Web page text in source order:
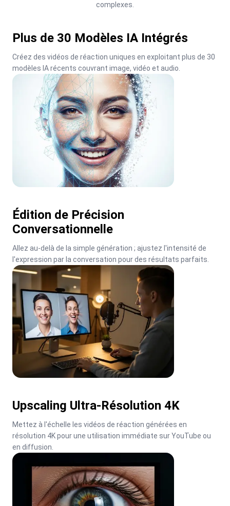
complexes.
Plus de 30 Modèles IA Intégrés
Créez des vidéos de réaction uniques en exploitant plus de 30
modèles IA récents couvrant image, vidéo et audio.
Édition de Précision
Conversationnelle
Allez au-delà de la simple génération ; ajustez l'intensité de
l'expression par la conversation pour des résultats parfaits.
Upscaling Ultra-Résolution 4K
Mettez à l'échelle les vidéos de réaction générées en
résolution 4K pour une utilisation immédiate sur YouTube ou
en diffusion.